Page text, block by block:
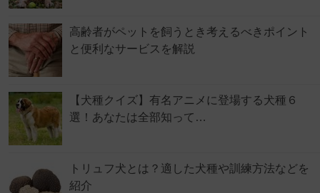
高齢者がペットを飼うとき考えるべきポイント
と便利なサービスを解説
【犬種クイズ】有名アニメに登場する犬種６
選！あなたは全部知って…
トリュフ犬とは？適した犬種や訓練方法などを
紹介